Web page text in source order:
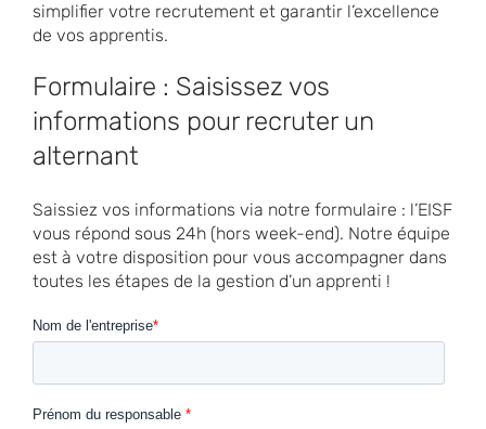
simplifier votre recrutement et garantir l’excellence
de vos apprentis.
Formulaire : Saisissez vos
informations pour recruter un
alternant
Saissiez vos informations via notre formulaire : l’EISF
vous répond sous 24h (hors week-end). Notre équipe
est à votre disposition pour vous accompagner dans
toutes les étapes de la gestion d’un apprenti !